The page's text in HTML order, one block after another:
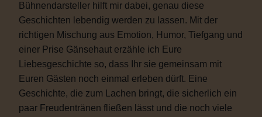
Bühnendarsteller hilft mir dabei, genau diese
Geschichten lebendig werden zu lassen. Mit der
richtigen Mischung aus Emotion, Humor, Tiefgang und
einer Prise Gänsehaut erzähle ich Eure
Liebesgeschichte so, dass Ihr sie gemeinsam mit
Euren Gästen noch einmal erleben dürft. Eine
Geschichte, die zum Lachen bringt, die sicherlich ein
paar Freudentränen fließen lässt und die noch viele